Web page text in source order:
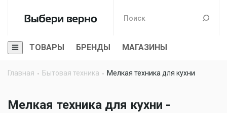
ТОВАРЫ БРЕНДЫ МАГАЗИНЫ
Главная Бытовая техника Мелкая техника для кухни
Мелкая техника для кухни -